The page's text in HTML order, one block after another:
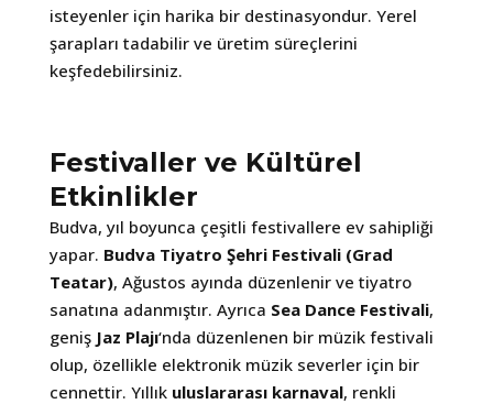
isteyenler için harika bir destinasyondur. Yerel
şarapları tadabilir ve üretim süreçlerini
keşfedebilirsiniz.
Festivaller ve Kültürel
Etkinlikler
Budva, yıl boyunca çeşitli festivallere ev sahipliği
yapar. Budva Tiyatro Şehri Festivali (Grad
Teatar), Ağustos ayında düzenlenir ve tiyatro
sanatına adanmıştır. Ayrıca Sea Dance Festivali,
geniş Jaz Plajı‘nda düzenlenen bir müzik festivali
olup, özellikle elektronik müzik severler için bir
cennettir. Yıllık uluslararası karnaval, renkli